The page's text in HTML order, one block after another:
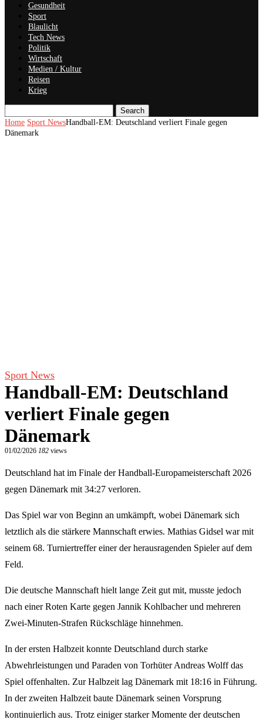
Gesundheit
Sport
Blaulicht
Tech News
Politik
Wirtschaft
Medien / Kultur
Reisen
Krieg
Search
Home Sport NewsHandball-EM: Deutschland verliert Finale gegen
Dänemark
Sport News
Handball-EM: Deutschland
verliert Finale gegen
Dänemark
01/02/2026 182 views
Deutschland hat im Finale der Handball-Europameisterschaft 2026
gegen Dänemark mit 34:27 verloren.
Das Spiel war von Beginn an umkämpft, wobei Dänemark sich
letztlich als die stärkere Mannschaft erwies. Mathias Gidsel war mit
seinem 68. Turniertreffer einer der herausragenden Spieler auf dem
Feld.
Die deutsche Mannschaft hielt lange Zeit gut mit, musste jedoch
nach einer Roten Karte gegen Jannik Kohlbacher und mehreren
Zwei-Minuten-Strafen Rückschläge hinnehmen.
In der ersten Halbzeit konnte Deutschland durch starke
Abwehrleistungen und Paraden von Torhüter Andreas Wolff das
Spiel offenhalten. Zur Halbzeit lag Dänemark mit 18:16 in Führung.
In der zweiten Halbzeit baute Dänemark seinen Vorsprung
kontinuierlich aus. Trotz einiger starker Momente der deutschen